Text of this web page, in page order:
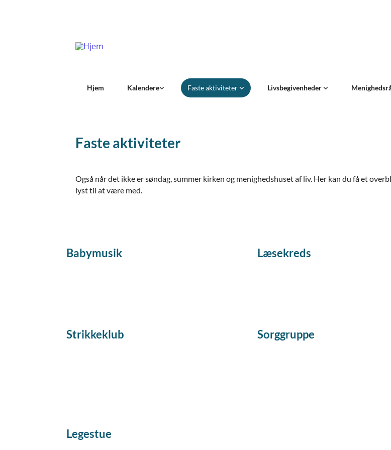
Hjem Kalendere Faste aktiviteter Livsbegivenheder
Faste aktiviteter
Også når det ikke er søndag, summer kirken og menighedshuset af liv. Her kan du få et
lyst til at være med.
Babymusik Læsekreds
Strikkeklub Sorggruppe
Legestue